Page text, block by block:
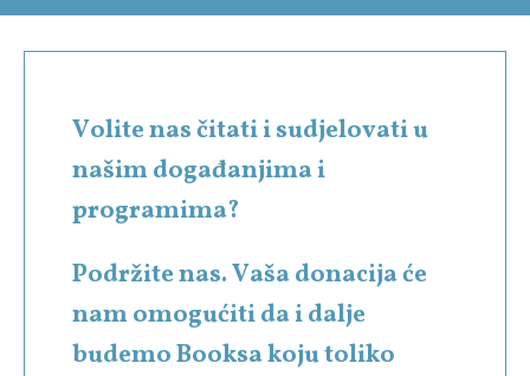
Volite nas čitati i sudjelovati u
našim događanjima i
programima?
Podržite nas. Vaša donacija će
nam omogućiti da i dalje
budemo Booksa koju toliko